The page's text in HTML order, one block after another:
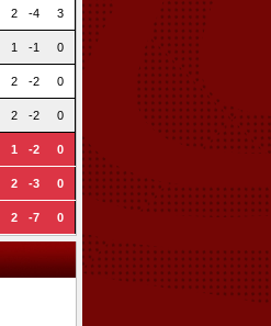
2 -4 3
1 -1 0
2 -2 0
2 -2 0
1 -2 0
2 -3 0
2 -7 0